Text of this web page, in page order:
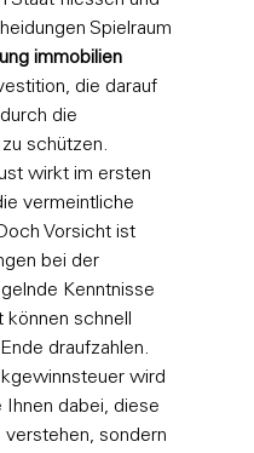
Spielraum
immobilien
die darauf
die
schützen.
wirkt im ersten
vermeintliche
Vorsicht ist
bei der
Kenntnisse
können schnell
draufzahlen.
wird
dabei, diese
verstehen, sondern